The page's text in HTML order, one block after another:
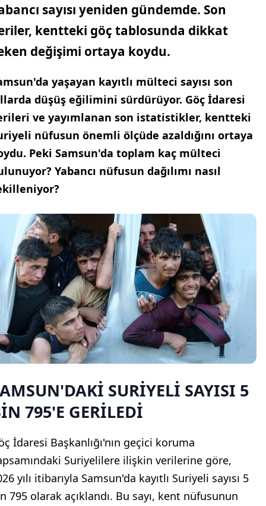
sayısı yeniden gündemde. Son
kentteki göç tablosunda dikkat
değişimi ortaya koydu.
yaşayan kayıtlı mülteci sayısı son
düşüş eğilimini sürdürüyor. Göç İdaresi
ve yayımlanan son istatistikler, kentteki
nüfusun önemli ölçüde azaldığını ortaya
Peki Samsun'da toplam kaç mülteci
Yabancı nüfusun dağılımı nasıl
SURİYELİ SAYISI 5
795'E GERİLEDİ
İdaresi Başkanlığı'nın geçici koruma
Suriyelilere ilişkin verilerine göre,
yılı itibarıyla Samsun'da kayıtlı Suriyeli sayısı 5
795 olarak açıklandı. Bu sayı, kent nüfusunun